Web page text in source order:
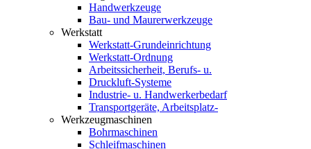
Handwerkzeuge
Bau- und Maurerwerkzeuge
Werkstatt
Werkstatt-Grundeinrichtung
Werkstatt-Ordnung
Arbeitssicherheit, Berufs- u.
Druckluft-Systeme
Industrie- u. Handwerkerbedarf
Transportgeräte, Arbeitsplatz-
Werkzeugmaschinen
Bohrmaschinen
Schleifmaschinen